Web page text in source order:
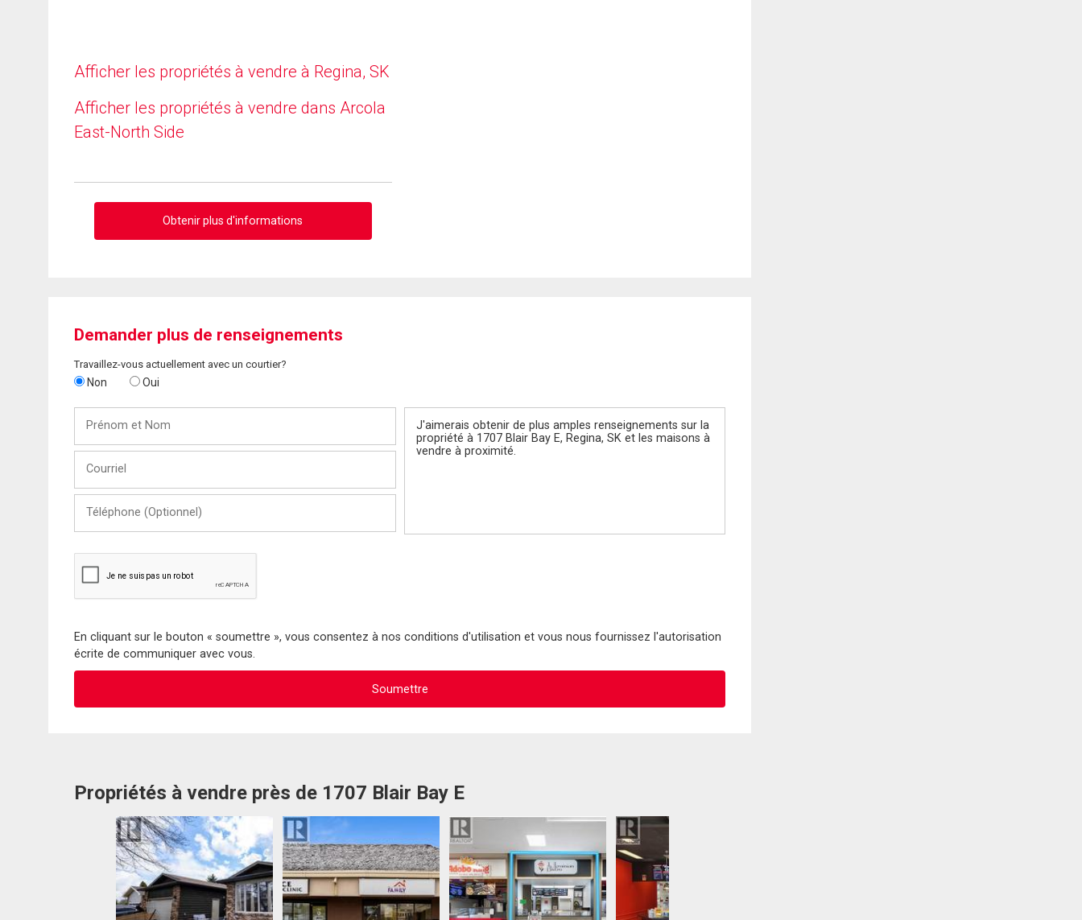
Afficher les propriétés à vendre à Regina, SK
Afficher les propriétés à vendre dans Arcola
East-North Side
Obtenir plus d'informations
Demander plus de renseignements
Travaillez-vous actuellement avec un courtier?
Non Oui
Nom
(Optionnel)
En cliquant sur le bouton « soumettre », vous consentez à nos conditions d'utilisation et vous nous fournissez l'autorisation
écrite de communiquer avec vous.
Propriétés à vendre près de 1707 Blair Bay E